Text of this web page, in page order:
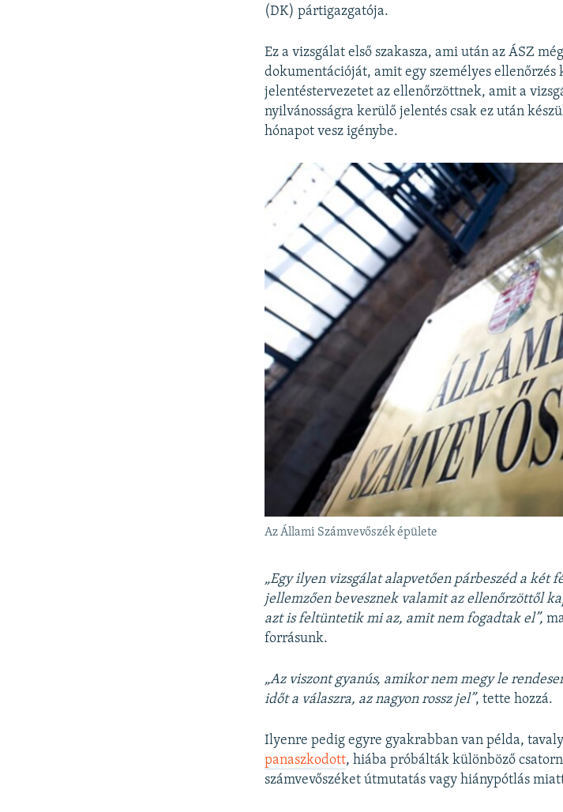
(DK) pártigazgatója.
Ez a vizsgálat első szakasza, ami után az ÁSZ
dokumentációját, amit egy személyes ellenőrzés
jelentéstervezetet az ellenőrzöttnek, amit a
nyilvánosságra kerülő jelentés csak ez után
hónapot vesz igénybe.
Az Állami Számvevőszék épülete
„Egy ilyen vizsgálat alapvetően párbeszéd a két
jellemzően bevesznek valamit az ellenőrzöttől
azt is feltüntetik mi az, amit nem fogadtak el”,
forrásunk.
„Az viszont gyanús, amikor nem megy le
időt a válaszra, az nagyon rossz jel”, tette hozzá.
Ilyenre pedig egyre gyakrabban van példa,
panaszkodott, hiába próbálták különböző
számvevőszéket útmutatás vagy hiánypótlás